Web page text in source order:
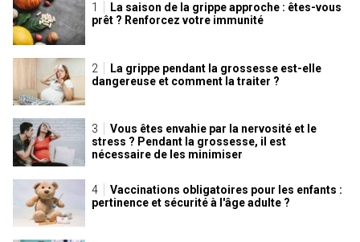
La saison de la grippe approche : êtes-vous
prêt ? Renforcez votre immunité
La grippe pendant la grossesse est-elle
dangereuse et comment la traiter ?
Vous êtes envahie par la nervosité et le
stress ? Pendant la grossesse, il est
nécessaire de les minimiser
Vaccinations obligatoires pour les enfants :
pertinence et sécurité à l'âge adulte ?